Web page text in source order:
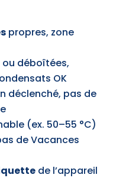
propres, zone
déboîtées,
OK
déclenché, pas de
(ex. 50–55 °C)
de Vacances
de l’appareil